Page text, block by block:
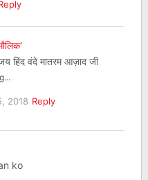
हिंद वंदे मातरम आज़ाद जी
2018 Reply
ko